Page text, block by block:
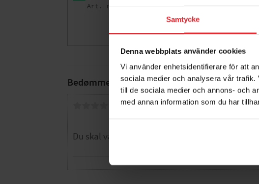
Samtycke
Denna webbplats använder cookies
Vi använder enhetsidentifierare för att
sociala medier och analysera vår trafik.
till de sociala medier och annons- och
med annan information som du har
Bedømmelser
Dig
5705157312420